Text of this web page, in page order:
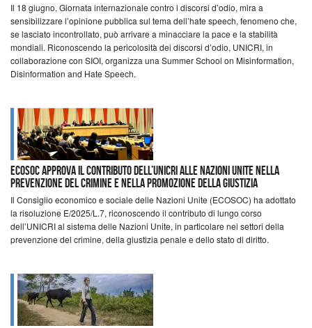
Il 18 giugno, Giornata internazionale contro i discorsi d’odio, mira a
sensibilizzare l’opinione pubblica sul tema dell’hate speech, fenomeno che,
se lasciato incontrollato, può arrivare a minacciare la pace e la stabilità
mondiali. Riconoscendo la pericolosità dei discorsi d’odio, UNICRI, in
collaborazione con SIOI, organizza una Summer School on Misinformation,
Disinformation and Hate Speech.
ECOSOC approva il contributo dell’UNICRI alle Nazioni Unite nella
prevenzione del crimine e nella promozione della giustizia
Il Consiglio economico e sociale delle Nazioni Unite (ECOSOC) ha adottato
la risoluzione E/2025/L.7, riconoscendo il contributo di lungo corso
dell’UNICRI al sistema delle Nazioni Unite, in particolare nei settori della
prevenzione del crimine, della giustizia penale e dello stato di diritto.